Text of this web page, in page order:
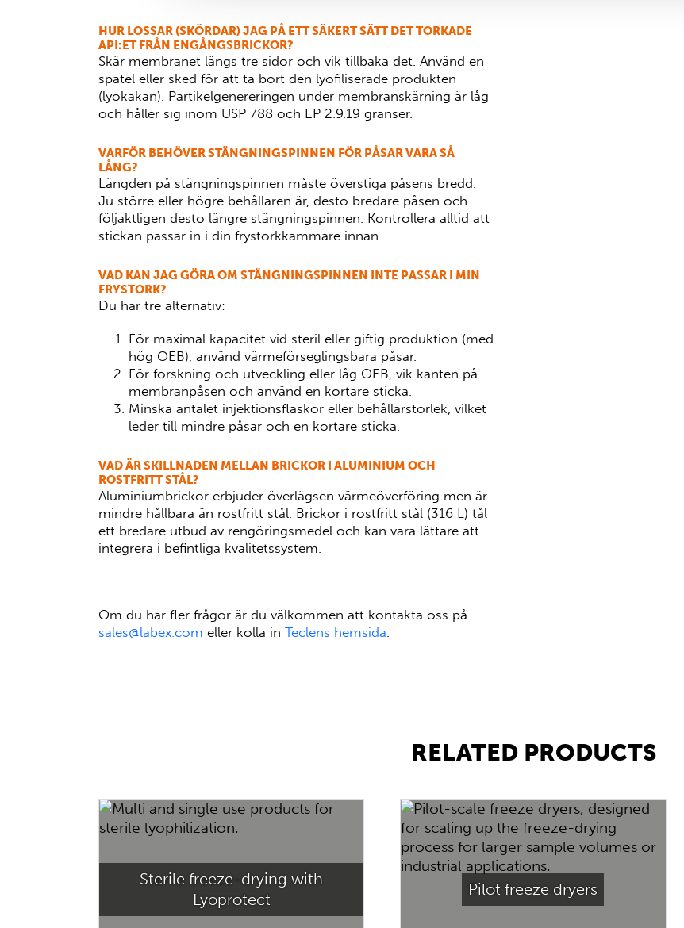
HUR LOSSAR (SKÖRDAR) JAG PÅ ETT SÄKERT SÄTT DET TORKADE
API:ET FRÅN ENGÅNGSBRICKOR?
Skär membranet längs tre sidor och vik tillbaka det. Använd en
spatel eller sked för att ta bort den lyofiliserade produkten
(lyokakan). Partikelgenereringen under membranskärning är låg
och håller sig inom USP 788 och EP 2.9.19 gränser.
VARFÖR BEHÖVER STÄNGNINGSPINNEN FÖR PÅSAR VARA SÅ
LÅNG?
Längden på stängningspinnen måste överstiga påsens bredd.
Ju större eller högre behållaren är, desto bredare påsen och
följaktligen desto längre stängningspinnen. Kontrollera alltid att
stickan passar in i din frystorkkammare innan.
VAD KAN JAG GÖRA OM STÄNGNINGSPINNEN INTE PASSAR I MIN
FRYSTORK?
Du har tre alternativ:
För maximal kapacitet vid steril eller giftig produktion (med
hög OEB), använd värmeförseglingsbara påsar.
För forskning och utveckling eller låg OEB, vik kanten på
membranpåsen och använd en kortare sticka.
Minska antalet injektionsflaskor eller behållarstorlek, vilket
leder till mindre påsar och en kortare sticka.
VAD ÄR SKILLNADEN MELLAN BRICKOR I ALUMINIUM OCH
ROSTFRITT STÅL?
Aluminiumbrickor erbjuder överlägsen värmeöverföring men är
mindre hållbara än rostfritt stål. Brickor i rostfritt stål (316 L) tål
ett bredare utbud av rengöringsmedel och kan vara lättare att
integrera i befintliga kvalitetssystem.
Om du har fler frågor är du välkommen att kontakta oss på
sales@labex.com eller kolla in Teclens hemsida
RELATED PRODUCTS
Sterile freeze-drying with
Lyoprotect
Pilot freeze dryers